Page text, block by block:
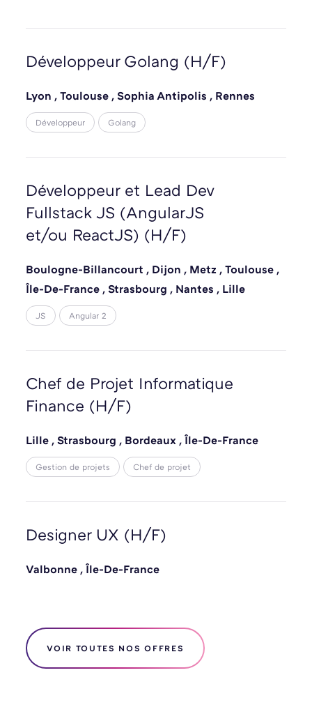
Développeur Golang (H/F)
Lyon ,Toulouse ,Sophia Antipolis , Rennes
Développeur Golang
Développeur et Lead Dev
Fullstack JS (AngularJS
et/ou ReactJS) (H/F)
Boulogne-Billancourt , Dijon , Metz ,Toulouse ,
Île-De-France ,Strasbourg , Nantes , Lille
JS Angular 2
Chef de Projet Informatique
Finance (H/F)
Lille ,Strasbourg , Bordeaux ,Île-De-France
Gestion de projets Chef de projet
Designer UX (H/F)
Valbonne ,Île-De-France
VOIR TOUTES NOS OFFRES